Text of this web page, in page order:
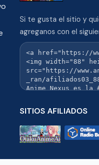
Si te gusta el sitio y
agreganos con el
SITIOS AFILIADOS